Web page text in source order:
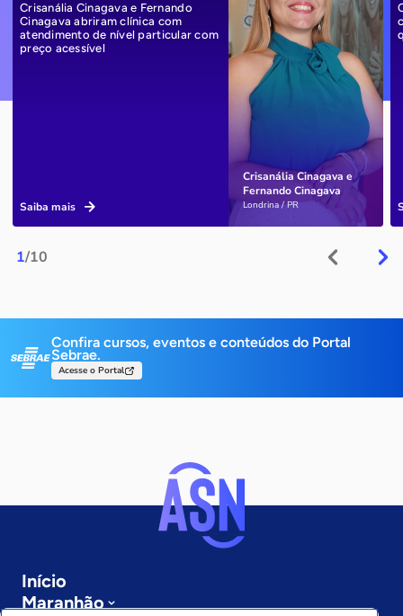
1/10
Crisanália Cinagava e
Fernando Cinagava
Londrina / PR
Crisanália Cinagava e Fernando
Cinagava abriram clínica com
atendimento de nível particular com
preço acessível
Saiba mais
Confira cursos, eventos e conteúdos do Portal
Sebrae.
Acesse o Portal
Início
Maranhão